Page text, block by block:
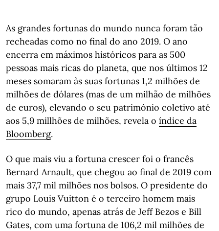
As grandes fortunas do mundo nunca foram tão
recheadas como no final do ano 2019. O ano
encerra em máximos históricos para as 500
pessoas mais ricas do planeta, que nos últimos 12
meses somaram às suas fortunas 1,2 milhões de
milhões de dólares (mas de um milhão de milhões
de euros), elevando o seu património coletivo até
aos 5,9 millhões de milhões, revela o índice da
Bloomberg.
O que mais viu a fortuna crescer foi o francês
Bernard Arnault, que chegou ao final de 2019 com
mais 37,7 mil milhões nos bolsos. O presidente do
grupo Louis Vuitton é o terceiro homem mais
rico do mundo, apenas atrás de Jeff Bezos e Bill
Gates, com uma fortuna de 106,2 mil milhões de